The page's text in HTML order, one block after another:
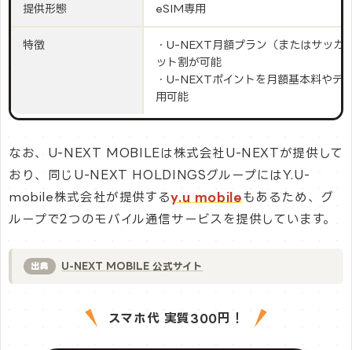
提供形態 eSIM専用
特徴
・U-NEXT月額プラン（またはサッカ
ット割が可能
・U-NEXTポイントを月額基本料やデ
用可能
なお、U-NEXT MOBILEは株式会社U-NEXTが提供して
おり、同じU-NEXT HOLDINGSグループにはY.U-
mobile株式会社が提供するy.u mobileもあるため、グ
ループで2つのモバイル通信サービスを提供しています。
出典 U-NEXT MOBILE 公式サイト
スマホ代 実質300円！